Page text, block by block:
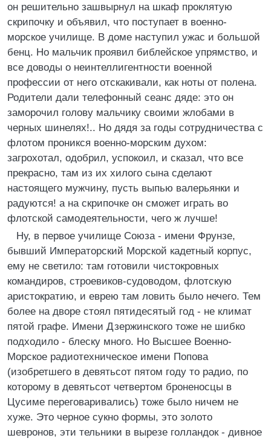
он решительно зашвырнул на шкаф проклятую
скрипочку и объявил, что поступает в военно-
морское училище. В доме наступил ужас и большой
бенц. Но мальчик проявил библейское упрямство, и
все доводы о неинтеллигентности военной
профессии от него отскакивали, как ноты от полена.
Родители дали телефонный сеанс дяде: это он
заморочил голову мальчику своими жлобами в
черных шинелях!.. Но дядя за годы сотрудничества с
флотом проникся военно-морским духом:
загрохотал, одобрил, успокоил, и сказал, что все
прекрасно, там из их хилого сына сделают
настоящего мужчину, пусть выпью валерьянки и
радуются! а на скрипочке он сможет играть во
флотской самодеятельности, чего ж лучше!
Ну, в первое училище Союза - имени Фрунзе,
бывший Императорский Морской кадетный корпус,
ему не светило: там готовили чистокровных
командиров, строевиков-судоводом, флотскую
аристократию, и еврею там ловить было нечего. Тем
более на дворе стоял пятидесятый год - не климат
пятой графе. Имени Дзержинского тоже не шибко
подходило - блеску много. Но Высшее Военно-
Морское радиотехническое имени Попова
(изобретшего в девятьсот пятом году то радио, по
которому в девятьсот четвертом броненосцы в
Цусиме переговаривались) тоже было ничем не
хуже. Это черное сукно формы, это золото
шевронов, эти тельники в вырезе голландок - дивное